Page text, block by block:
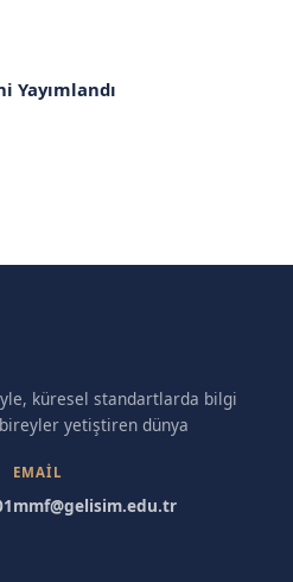
Yayımlandı
küresel standartlarda bilgi
yetiştiren dünya
EMAIL
mmf@gelisim.edu.tr